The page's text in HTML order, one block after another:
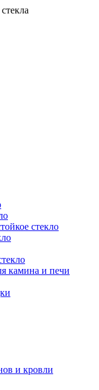
стекло
камина и печи
и кровли